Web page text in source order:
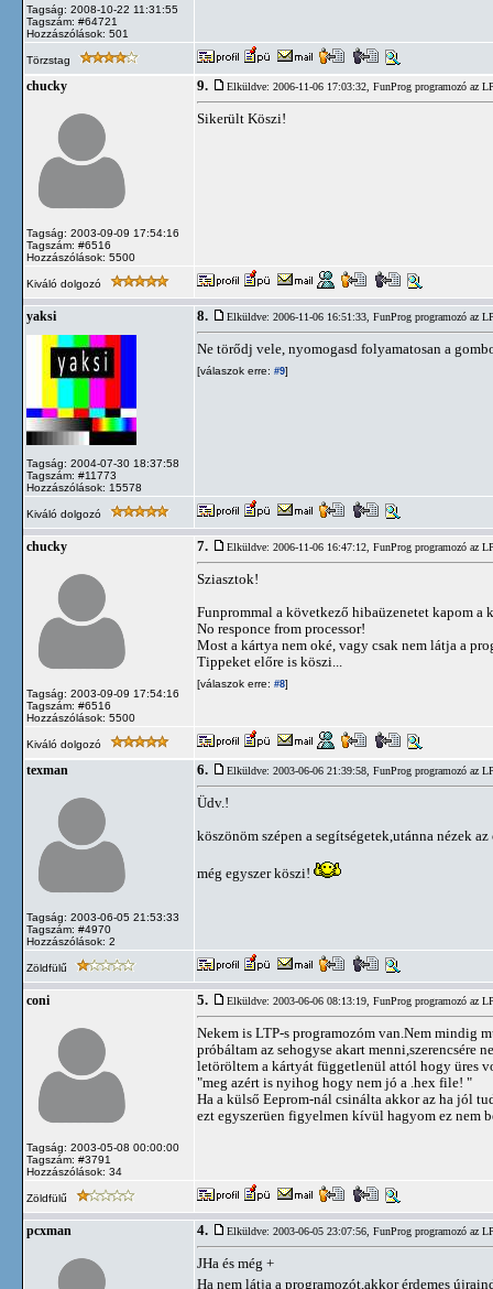
Tagság: 2008-10-22 11:31:55
Tagszám: #64721
Hozzászólások: 501
Törzstag
chucky
Tagság: 2003-09-09 17:54:16
Tagszám: #6516
Hozzászólások: 5500
9. Elküldve: 2006-11-06 17:03:32, FunProg programozó az
Sikerült Köszi!
Kiváló dolgozó
yaksi
Tagság: 2004-07-30 18:37:58
Tagszám: #11773
Hozzászólások: 15578
8. Elküldve: 2006-11-06 16:51:33, FunProg programozó az
Ne törődj vele, nyomogasd folyamatosan a
[válaszok erre: #9]
Kiváló dolgozó
chucky
Tagság: 2003-09-09 17:54:16
Tagszám: #6516
Hozzászólások: 5500
7. Elküldve: 2006-11-06 16:47:12, FunProg programozó az
Sziasztok!
Funprommal a következő hibaüzenetet kapom a
No responce from processor!
Most a kártya nem oké, vagy csak nem látja a
Tippeket előre is köszi...
[válaszok erre: #8]
Kiváló dolgozó
texman
Tagság: 2003-06-05 21:53:33
Tagszám: #4970
Hozzászólások: 2
6. Elküldve: 2003-06-06 21:39:58, FunProg programozó az
Üdv.!
köszönöm szépen a segítségetek,utánna nézek
még egyszer köszi!
Zöldfülű
coni
Tagság: 2003-05-08 00:00:00
Tagszám: #3791
Hozzászólások: 34
5. Elküldve: 2003-06-06 08:13:19, FunProg programozó az
Nekem is LTP-s programozóm van.Nem mindig
próbáltam az sehogyse akart menni,szerencsére
letöröltem a kártyát függetlenül attól hogy üres
"meg azért is nyihog hogy nem jó a .hex file! "
Ha a külső Eeprom-nál csinálta akkor az ha jól
ezt egyszerüen figyelmen kívül hagyom ez nem
Zöldfülű
pcxman 4. Elküldve: 2003-06-05 23:07:56, FunProg programozó az
JHa és még +
Ha nem látja a programozót,akkor érdemes